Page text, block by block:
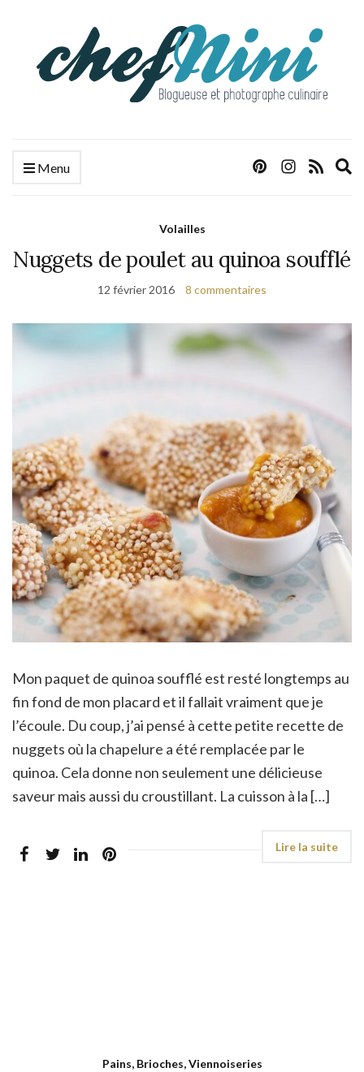
Menu
Volailles
Nuggets de poulet au quinoa soufflé
12 février 2016 8 commentaires
Mon paquet de quinoa soufflé est resté longtemps au
fin fond de mon placard et il fallait vraiment que je
l’écoule. Du coup, j’ai pensé à cette petite recette de
nuggets où la chapelure a été remplacée par le
quinoa. Cela donne non seulement une délicieuse
saveur mais aussi du croustillant. La cuisson à la […]
Pains, Brioches, Viennoiseries